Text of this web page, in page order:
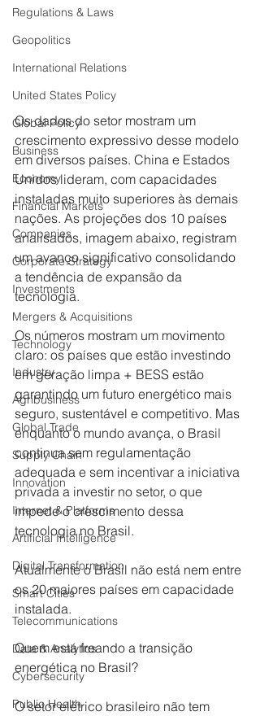
Regulations & Laws
Geopolitics
International Relations
United States Policy
Global Policy
Business
Economy
Financial Markets
Companies
Corporate Strategy
Investments
Mergers & Acquisitions
Technology
Industry
Agribusiness
Global Trade
Supply Chain
Innovation
Internet & Platforms
Artificial Intelligence
Digital Transformation
Smart Cities
Telecommunications
Data & Analytics
Cybersecurity
Public Health
Os dados do setor mostram um
crescimento expressivo desse modelo
em diversos países. China e Estados
Unidos lideram, com capacidades
instaladas muito superiores às demais
nações. As projeções dos 10 países
analisados, imagem abaixo, registram
um avanço significativo consolidando
a tendência de expansão da
tecnologia.
Os números mostram um movimento
claro: os países que estão investindo
em geração limpa + BESS estão
garantindo um futuro energético mais
seguro, sustentável e competitivo. Mas
enquanto o mundo avança, o Brasil
continua sem regulamentação
adequada e sem incentivar a iniciativa
privada a investir no setor, o que
impede o crescimento dessa
tecnologia no Brasil.
Atualmente o Brasil não está nem entre
os 20 maiores países em capacidade
instalada.
Quem está freando a transição
energética no Brasil?
O setor elétrico brasileiro não tem